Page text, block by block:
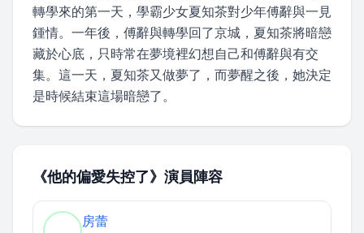
轉學來的第一天，學霸少女夏知茶對少年傅辭與一見
鍾情。一年後，傅辭與轉學回了京城，夏知茶將暗戀
藏於心底，只時常在夢境裡幻想自己和傅辭與有交
集。這一天，夏知茶又做夢了，而夢醒之後，她決定
是時候結束這場暗戀了。
《他的偏愛失控了》演員陣容
房蕾